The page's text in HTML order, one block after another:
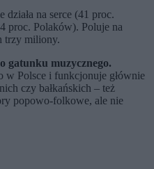
na serce (41 proc.
proc. Polaków). Poluje na
trzy miliony.
gatunku muzycznego.
w Polsce i funkcjonuje głównie
czy bałkańskich – też
popowo-folkowe, ale nie